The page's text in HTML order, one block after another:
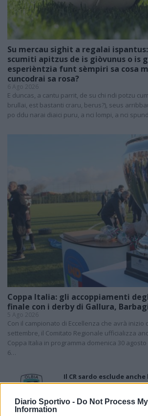
Diario Sportivo - Do Not Process
Information
Su mercau sighit a regalai
scumiti apitzus de is giòvunus o is
esperièntzia funt sèmpiri sa cosa
cuncodrai sa rosa?
6 Ago 2026
E duncas, a cantu parrit, de su chi ndi potzu
brullai, est bastanti craru, berus?), seus
po ddu narai diaici puru, a nci lompi, a nci
Coppa Italia: gli accoppiamenti
finale con i derby di Gallura,
5 Ago 2026
Con il campionato di Eccellenza che avrà inizio
settembre, il Comitato Regionale ufficializza
Coppa Italia in programma domenica 30
6…
Il CR sardo esclude
in Eccellenza, il Fonni